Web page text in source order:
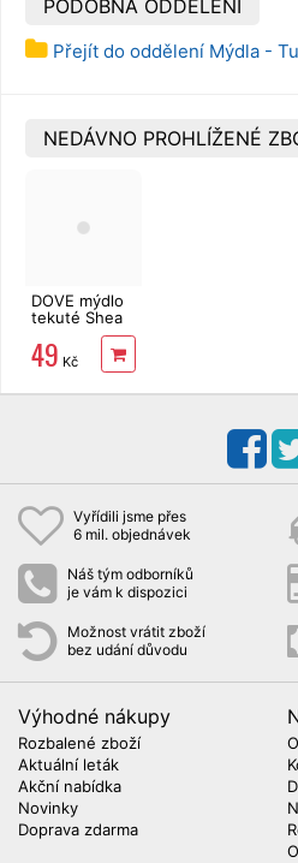
PODOBNÁ ODDĚLENÍ
Přejít do oddělení Mýdla -
NEDÁVNO PROHLÍŽENÉ
DOVE mýdlo
tekuté Shea
Butter 250 ml
49 Kč
Vyřídili jsme přes
6 mil. objednávek
Náš tým odborníků
je vám k dispozici
Možnost vrátit zboží
bez udání důvodu
Výhodné nákupy
Rozbalené zboží
Aktuální leták
Akční nabídka
Novinky
Doprava zdarma